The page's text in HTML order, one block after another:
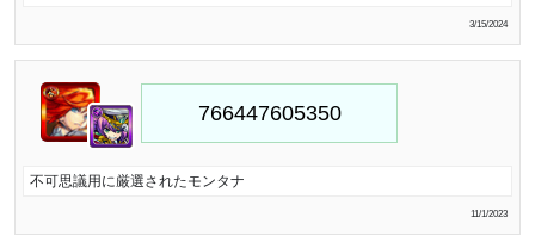
3/15/2024
不可思議用に厳選されたモンタナ
11/1/2023